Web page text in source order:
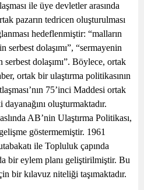
ile üye devletler arasında
pazarın tedricen oluşturulması
hedeflenmiştir: “malların
serbest dolaşımı”, “sermayenin
serbest dolaşımı”. Böylece, ortak
ortak bir ulaştırma politikasının
75’inci Maddesi ortak
oluşturmaktadır.
AB’nin Ulaştırma Politikası,
göstermemiştir. 1961
ile Topluluk çapında
bir eylem planı geliştirilmiştir. Bu
bir kılavuz niteliği taşımaktadır.